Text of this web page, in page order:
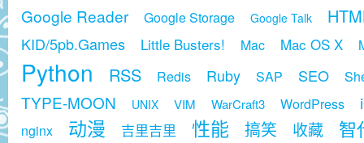
Google Reader Google Storage Google Talk
KID/5pb.Games Little Busters! Mac Mac OS X
Python RSS Redis Ruby SAP SEO
TYPE-MOON UNIX VIM WarCraft3 WordPress
nginx 动漫 吉里吉里 性能 搞笑 收藏 智